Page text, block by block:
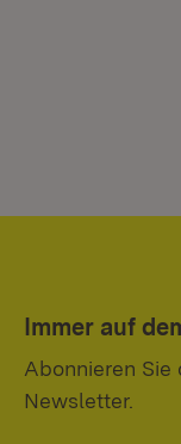
Immer auf
Abonnieren
Newsletter.